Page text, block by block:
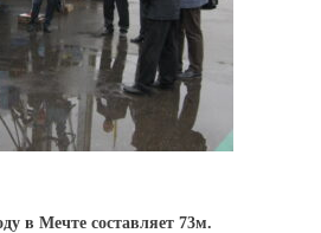
в Мечте составляет 73м.